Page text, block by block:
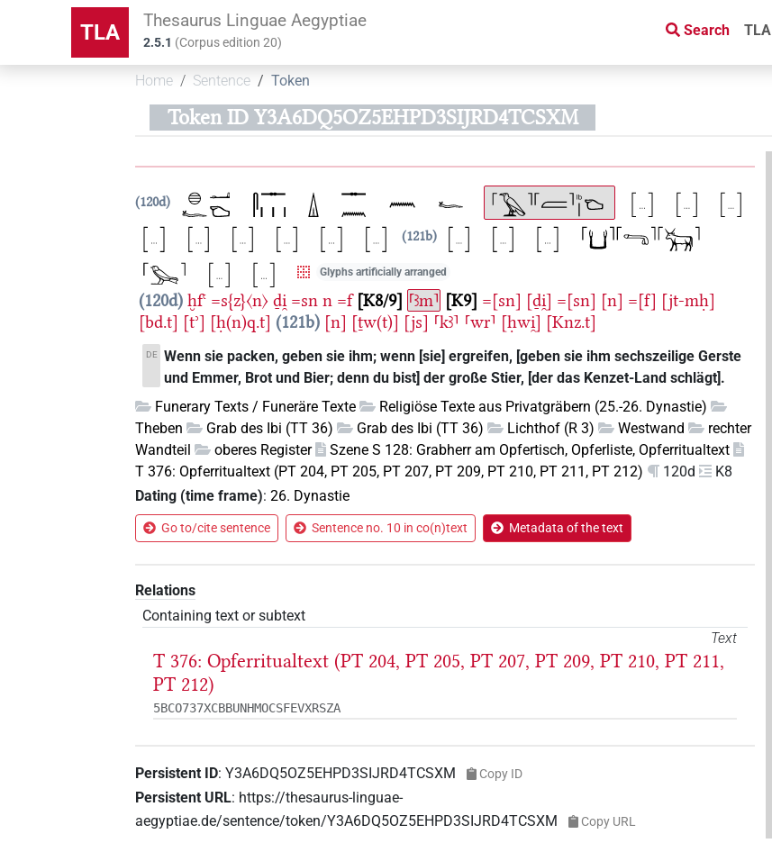
TLA Thesaurus Linguae Aegyptiae
2.5.1 (Corpus edition20)
Search TLA
Home Sentence Token
Token ID Y3A6DQ5OZ5EHPD3SIJRD4TCSXM
120d
121b
Glyphs artificially arranged
120d ḫfꜥ =s{z}〈n〉 ḏi̯ =sn n =f K8/9 ⸢ꜣm⸣ K9 =[sn] [ḏi̯] =[sn] [n] =[f] [jt-mḥ]
[bd.t] [tʾ] [ḥ(n)q.t] 121b [n] [ṯw(t)] [js] ⸢kꜣ⸣ ⸢wr⸣ [ḥwi̯] [Knz.t]
DE Wenn sie packen, geben sie ihm; wenn [sie] ergreifen, [geben sie ihm sechszeilige Gerste
und Emmer, Brot und Bier; denn du bist] der große Stier, [der das Kenzet-Land schlägt].
Funerary Texts / Funeräre Texte
Religiöse Texte aus Privatgräbern (25.-26. Dynastie)
Theben
Grab des Ibi (TT 36) Grab des Ibi (TT 36) Lichthof (R 3) Westwand
rechter
Wandteil
oberes Register
Szene S 128: Grabherr am Opfertisch, Opferliste, Opferritualtext
T 376: Opferritualtext (PT 204, PT 205, PT 207, PT 209, PT 210, PT 211, PT 212)
120d
K8
Dating (time frame):26. Dynastie
Go to/cite sentence Sentence no. 10 in co(n)text Metadata of the text
Relations
Containing text or subtext
Text
T 376: Opferritualtext (PT 204, PT 205, PT 207, PT 209, PT 210, PT 211,
PT 212)
5BCO737XCBBUNHMOCSFEVXRSZA
Persistent ID:Y3A6DQ5OZ5EHPD3SIJRD4TCSXM Copy ID
Persistent URL: https://thesaurus-linguae-
aegyptiae.de/sentence/token/Y3A6DQ5OZ5EHPD3SIJRD4TCSXM
Copy URL